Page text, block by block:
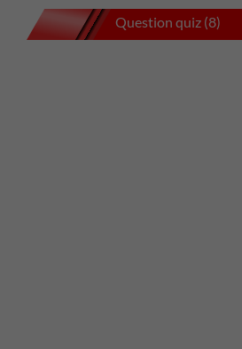
Question quiz (8)